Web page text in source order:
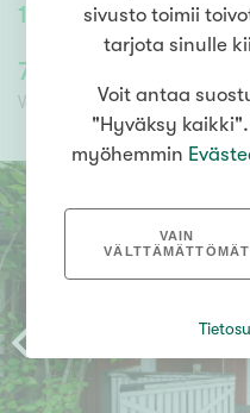
100 m²/100m²
79 000,00 €
Velaton hinta
sivusto toimii
tarjota sinulle
Voit antaa
"Hyväksy
myöhemmin
VAIN
VÄLTTÄMÄTTÖMÄT